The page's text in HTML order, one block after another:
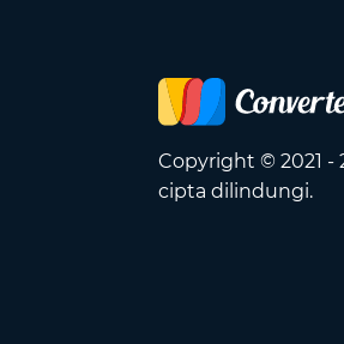
Copyright © 2021 -
cipta dilindungi.